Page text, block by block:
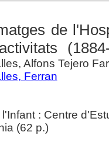
de
Alfons Tejero
Ferran
: Centre
(62 p.)